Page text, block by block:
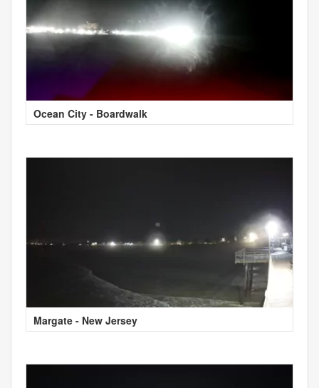
Ocean City - Boardwalk
Margate - New Jersey